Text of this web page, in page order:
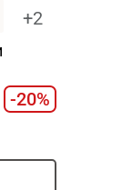
+2
-20%